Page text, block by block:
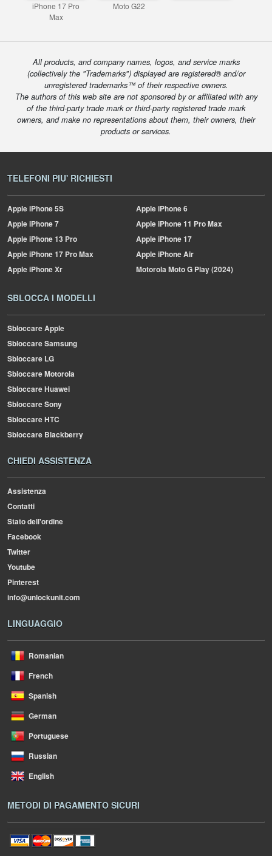
iPhone 17 Pro
Max
Moto G22
All products, and company names, logos, and service marks
(collectively the "Trademarks") displayed are registered® and/or
unregistered trademarks™ of their respective owners.
The authors of this web site are not sponsored by or affiliated with any
of the third-party trade mark or third-party registered trade mark
owners, and make no representations about them, their owners, their
products or services.
TELEFONI PIU' RICHIESTI
AppleiPhone 5S AppleiPhone 6
AppleiPhone 7 AppleiPhone 11 Pro Max
AppleiPhone 13 Pro AppleiPhone 17
AppleiPhone 17 Pro Max AppleiPhone Air
AppleiPhone Xr MotorolaMoto G Play (2024)
SBLOCCA I MODELLI
Sbloccare Apple
Sbloccare Samsung
Sbloccare LG
Sbloccare Motorola
Sbloccare Huawei
Sbloccare Sony
Sbloccare HTC
Sbloccare Blackberry
CHIEDI ASSISTENZA
Assistenza
Contatti
Stato dell'ordine
Facebook
Twitter
Youtube
Pinterest
info@unlockunit.com
LINGUAGGIO
Romanian
French
Spanish
German
Portuguese
Russian
English
METODI DI PAGAMENTO SICURI